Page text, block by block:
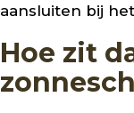
aansluiten bij
Hoe zit